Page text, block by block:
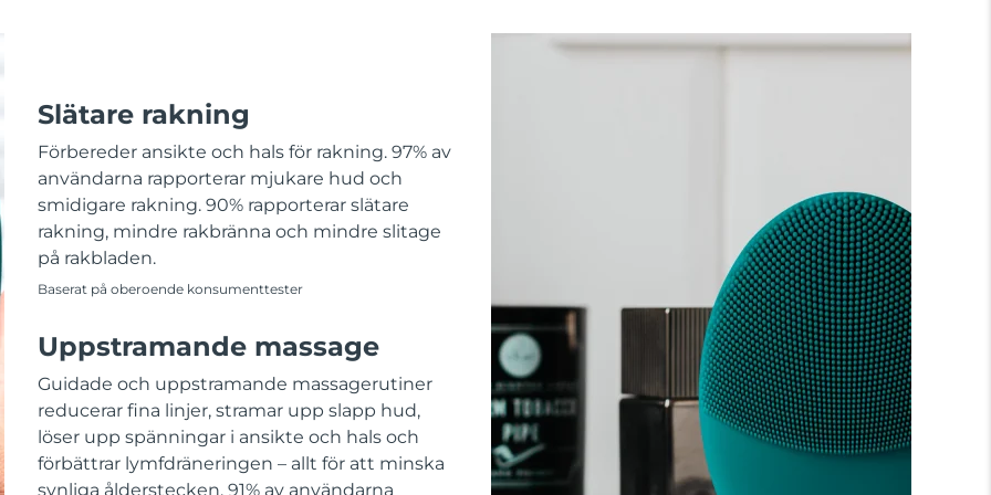
Slätare rakning
Förbereder ansikte och hals för rakning. 97% av
användarna rapporterar mjukare hud och
smidigare rakning. 90% rapporterar slätare
rakning, mindre rakbränna och mindre slitage
på rakbladen.
Baserat på oberoende konsumenttester
Uppstramande massage
Guidade och uppstramande massagerutiner
reducerar fina linjer, stramar upp slapp hud,
löser upp spänningar i ansikte och hals och
förbättrar lymfdräneringen – allt för att minska
synliga ålderstecken. 91% av användarna